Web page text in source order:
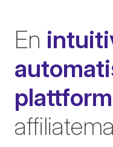
En
plattform